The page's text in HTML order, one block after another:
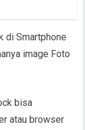
di Smartphone
image Foto
bisa
atau browser